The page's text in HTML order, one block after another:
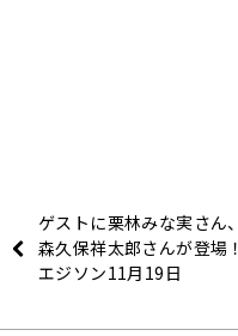
ゲストに栗林みな実さん、
森久保祥太郎さんが登場！
エジソン11月19日